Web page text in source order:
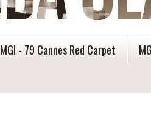
MGI - 79 Cannes Red Carpet